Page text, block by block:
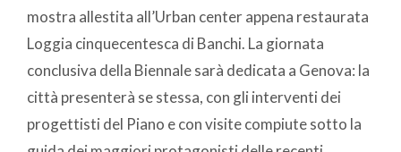
mostra allestita all’Urban center appena restaurata
Loggia cinquecentesca di Banchi. La giornata
conclusiva della Biennale sarà dedicata a Genova: la
città presenterà se stessa, con gli interventi dei
progettisti del Piano e con visite compiute sotto la